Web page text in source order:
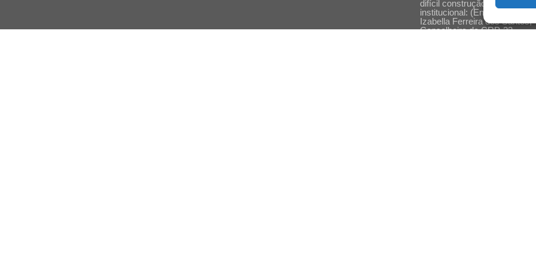
difícil construção do
institucional: (En)cena
Izabella Ferreira dos Santos,
Conselheira do CRP-23